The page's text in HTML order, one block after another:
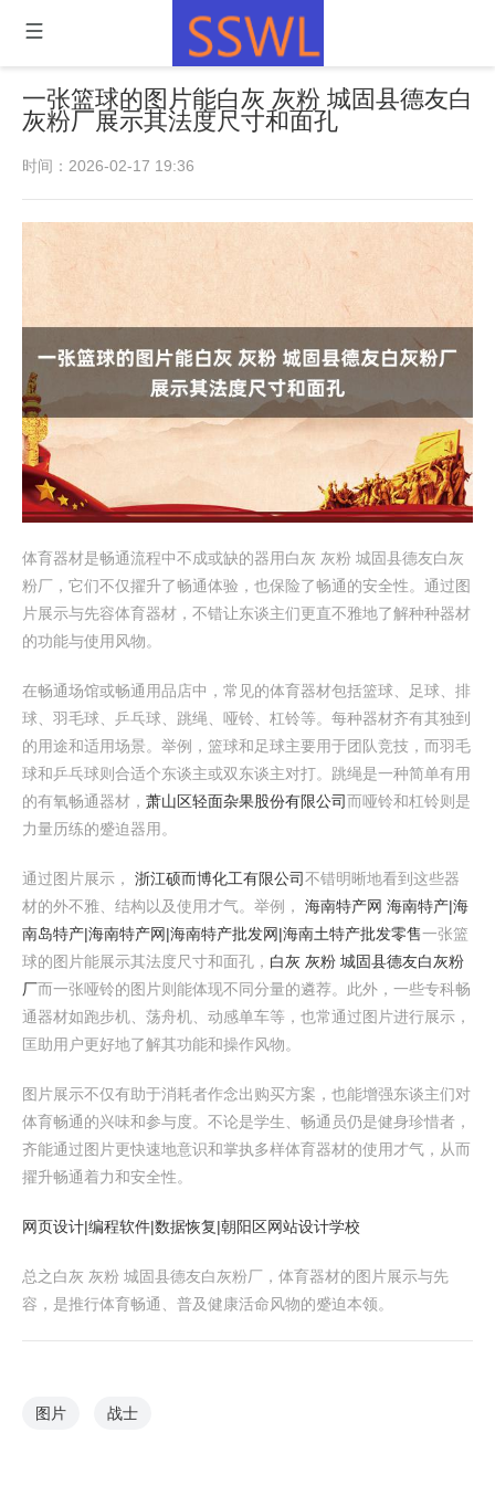
一张篮球的图片能白灰 灰粉 城固县德友白
灰粉厂展示其法度尺寸和面孔
时间：2026-02-17 19:36
体育器材是畅通流程中不成或缺的器用白灰 灰粉 城固县德友白灰
粉厂，它们不仅擢升了畅通体验，也保险了畅通的安全性。通过图
片展示与先容体育器材，不错让东谈主们更直不雅地了解种种器材
的功能与使用风物。
在畅通场馆或畅通用品店中，常见的体育器材包括篮球、足球、排
球、羽毛球、乒乓球、跳绳、哑铃、杠铃等。每种器材齐有其独到
的用途和适用场景。举例，篮球和足球主要用于团队竞技，而羽毛
球和乒乓球则合适个东谈主或双东谈主对打。跳绳是一种简单有用
的有氧畅通器材， 萧山区轻面杂果股份有限公司而哑铃和杠铃则是
力量历练的蹙迫器用。
通过图片展示， 浙江硕而博化工有限公司不错明晰地看到这些器
材的外不雅、结构以及使用才气。举例， 海南特产网 海南特产|海
南岛特产|海南特产网|海南特产批发网|海南土特产批发零售一张篮
球的图片能展示其法度尺寸和面孔， 白灰 灰粉 城固县德友白灰粉
厂而一张哑铃的图片则能体现不同分量的遴荐。此外，一些专科畅
通器材如跑步机、荡舟机、动感单车等，也常通过图片进行展示，
匡助用户更好地了解其功能和操作风物。
图片展示不仅有助于消耗者作念出购买方案，也能增强东谈主们对
体育畅通的兴味和参与度。不论是学生、畅通员仍是健身珍惜者，
齐能通过图片更快速地意识和掌执多样体育器材的使用才气，从而
擢升畅通着力和安全性。
网页设计|编程软件|数据恢复|朝阳区网站设计学校
总之白灰 灰粉 城固县德友白灰粉厂，体育器材的图片展示与先
容，是推行体育畅通、普及健康活命风物的蹙迫本领。
图片 战士